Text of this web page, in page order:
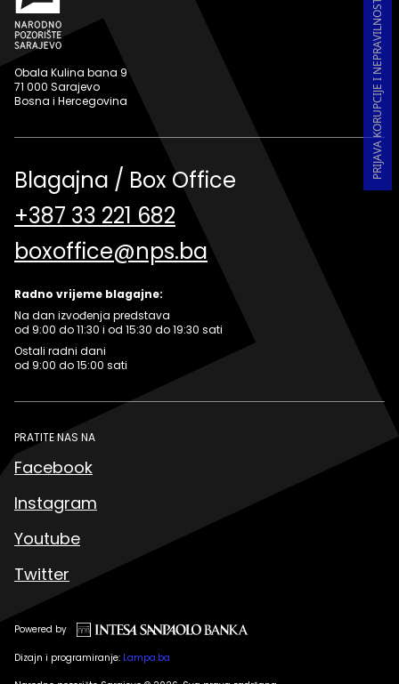
PRIJAVA KORUPCIJE I NEPRAVILNOSTI U RADU
Obala Kulina bana 9
71 000 Sarajevo
Bosna i Hercegovina
Blagajna / Box Office
+387 33 221 682
boxoffice@nps.ba
Radno vrijeme blagajne:
Na dan izvođenja predstava
od 9:00 do 11:30 i od 15:30 do 19:30 sati
Ostali radni dani
od 9:00 do 15:00 sati
PRATITE NAS NA
Facebook
Instagram
Youtube
Twitter
Powered by
Dizajn i programiranje: Lampa.ba